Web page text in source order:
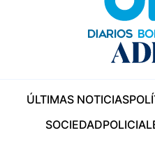
ÚLTIMAS NOTICIAS
SOCIEDAD